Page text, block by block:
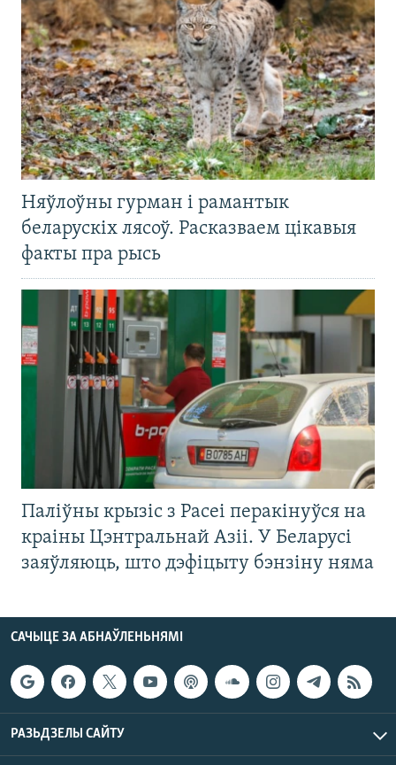
Няўлоўны гурман і рамантык
беларускіх лясоў. Расказваем цікавыя
факты пра рысь
Паліўны крызіс з Расеі перакінуўся на
краіны Цэнтральнай Азіі. У Беларусі
заяўляюць, што дэфіцыту бэнзіну няма
САЧЫЦЕ ЗА АБНАЎЛЕНЬНЯМІ
РАЗЬДЗЕЛЫ САЙТУ